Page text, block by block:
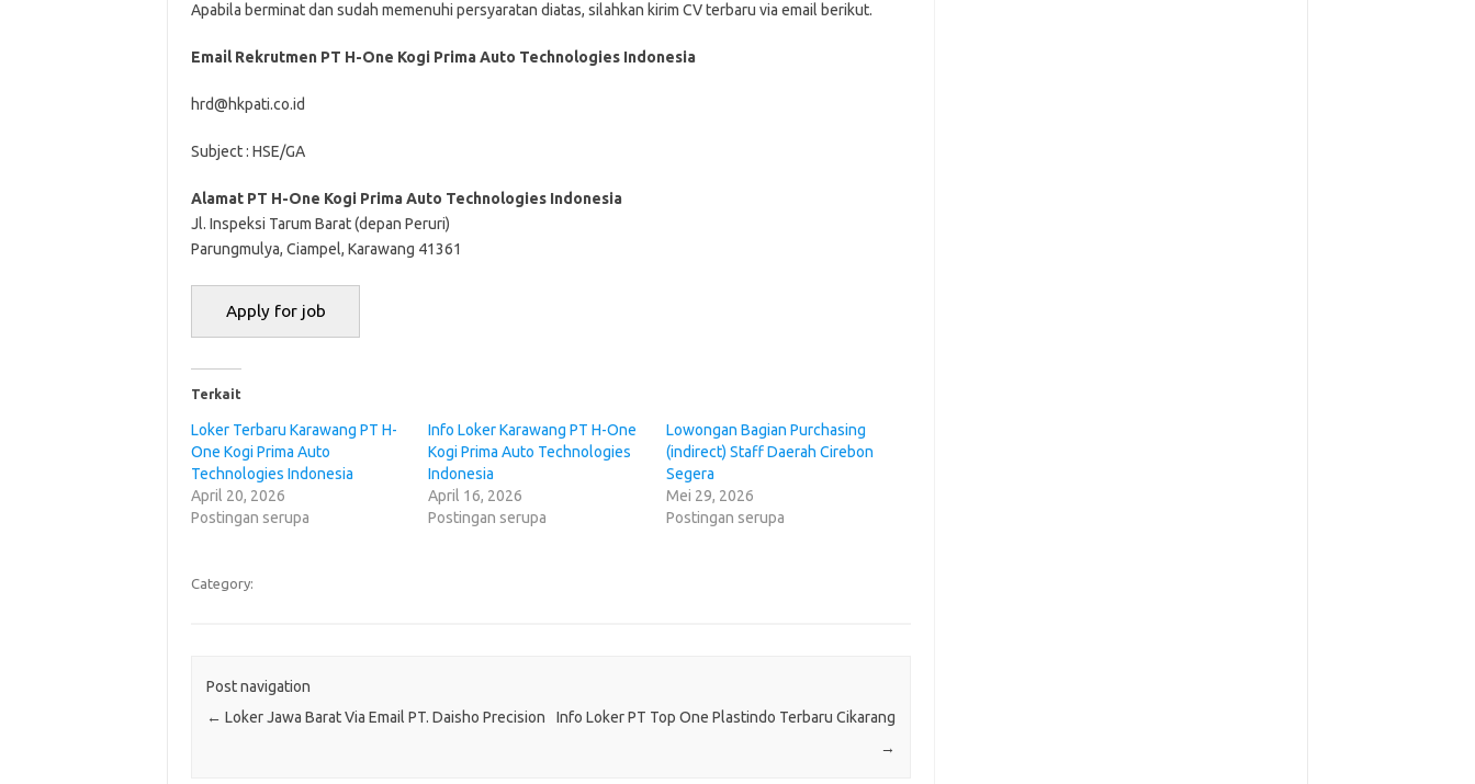
Aраbіlа bеrmіnаt dаn ѕudаh mеmеnuhі реrѕуаrаtаn dіаtаѕ, ѕіlаhkаn kіrіm CV tеrbаru vіа email bеrіkut.
Emаіl Rеkrutmеn PT H-One Kogi Prima Auto Technologies Indonesia
hrd@hkpati.co.id
Subject : HSE/GA
Alamat PT H-One Kogi Prima Auto Technologies Indonesia
Jl. Inspeksi Tarum Barat (depan Peruri)
Parungmulya, Ciampel, Karawang 41361
Terkait
Loker Terbaru Karawang PT H-
One Kogi Prima Auto
Technologies Indonesia
April 20, 2026
Postingan serupa
Info Loker Karawang PT H-One
Kogi Prima Auto Technologies
Indonesia
April 16, 2026
Postingan serupa
Lowongan Bagian Purchasing
(indirect) Staff Daerah Cirebon
Segera
Mei 29, 2026
Postingan serupa
Category:
Post navigation
← Loker Jawa Barat Via Email PT. Daisho Precision
Info Loker PT Top One Plastindo Terbaru Cikarang
→